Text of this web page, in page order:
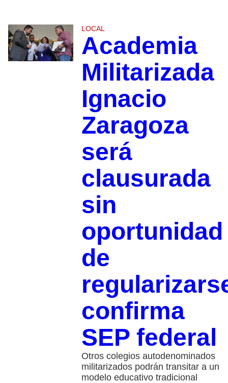
LOCAL
Academia
Militarizada
Ignacio
Zaragoza
será
clausurada
sin
oportunidad
de
confirma
SEP federal
Otros colegios autodenominados
militarizados podrán transitar a un
modelo educativo tradicional